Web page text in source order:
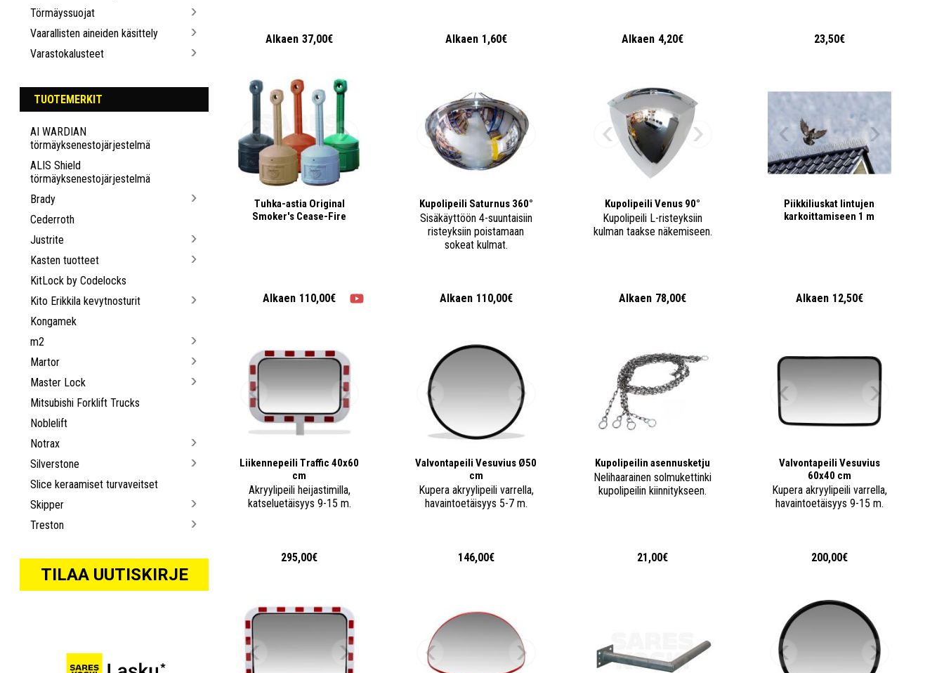
Törmäyssuojat
Vaarallisten aineiden käsittely
Varastokalusteet
TUOTEMERKIT
AI WARDIAN
törmäyksenestojärjestelmä
ALIS Shield
törmäyksenestojärjestelmä
Brady
Cederroth
Justrite
Kasten tuotteet
KitLock by Codelocks
Kito Erikkila kevytnosturit
Kongamek
m2
Martor
Master Lock
Mitsubishi Forklift Trucks
Noblelift
Notrax
Silverstone
Slice keraamiset turvaveitset
Skipper
Treston
TILAA UUTISKIRJE
Alkaen 37,00€ Alkaen 1,60€ Alkaen 4,20€ 23,50€
Tuhka-astia Original
Smoker's Cease-Fire
Alkaen 110,00€
Kupolipeili Saturnus 360°
Sisäkäyttöön 4-suuntaisiin
risteyksiin poistamaan
sokeat kulmat.
Alkaen 110,00€
Kupolipeili Venus 90°
Kupolipeili L-risteyksiin
kulman taakse näkemiseen.
Alkaen 78,00€
Piikkiliuskat lintujen
karkoittamiseen 1 m
Alkaen 12,50€
Liikennepeili Traffic 40x60
cm
Akryylipeili heijastimilla,
katseluetäisyys 9-15 m.
295,00€
Valvontapeili Vesuvius Ø50
cm
Kupera akryylipeili varrella,
havaintoetäisyys 5-7 m.
146,00€
Kupolipeilin asennusketju
Nelihaarainen solmukettinki
kupolipeilin kiinnitykseen.
21,00€
Valvontapeili Vesuvius
60x40 cm
Kupera akryylipeili varrella,
havaintoetäisyys 9-15 m.
200,00€